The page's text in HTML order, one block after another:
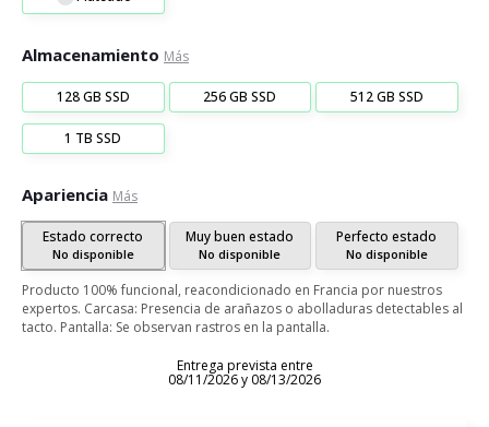
Almacenamiento Más
128 GB SSD 256 GB SSD 512 GB SSD
1 TB SSD
Apariencia Más
Estado correcto
No disponible
Muy buen estado
No disponible
Perfecto estado
No disponible
Producto 100% funcional, reacondicionado en Francia por nuestros
expertos. Carcasa: Presencia de arañazos o abolladuras detectables al
tacto. Pantalla: Se observan rastros en la pantalla.
Entrega prevista entre
08/11/2026 y 08/13/2026